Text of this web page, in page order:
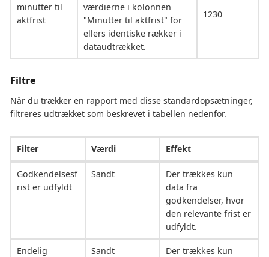
minutter til
aktfrist
værdierne i kolonnen
"Minutter til aktfrist" for
ellers identiske rækker i
dataudtrækket.
1230
Filtre
Når du trækker en rapport med disse standardopsætninger,
filtreres udtrækket som beskrevet i tabellen nedenfor.
Filter Værdi Effekt
Godkendelsesf
rist er udfyldt
Sandt
Der trækkes kun
data fra
godkendelser, hvor
den relevante frist er
udfyldt.
Endelig
Sandt
Der trækkes kun